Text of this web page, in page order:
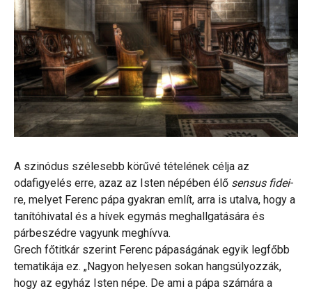
A szinódus szélesebb körűvé tételének célja az
odafigyelés erre, azaz az Isten népében élő sensus fidei-
re, melyet Ferenc pápa gyakran említ, arra is utalva, hogy a
tanítóhivatal és a hívek egymás meghallgatására és
párbeszédre vagyunk meghívva.
Grech főtitkár szerint Ferenc pápaságának egyik legfőbb
tematikája ez. „Nagyon helyesen sokan hangsúlyozzák,
hogy az egyház Isten népe. De ami a pápa számára a